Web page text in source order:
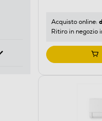
GROUP Acquisto online:
Ritiro in negozio